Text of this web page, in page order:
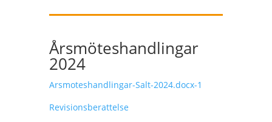
Årsmöteshandlingar
2024
Arsmoteshandlingar-Salt-2024.docx-1
Revisionsberattelse